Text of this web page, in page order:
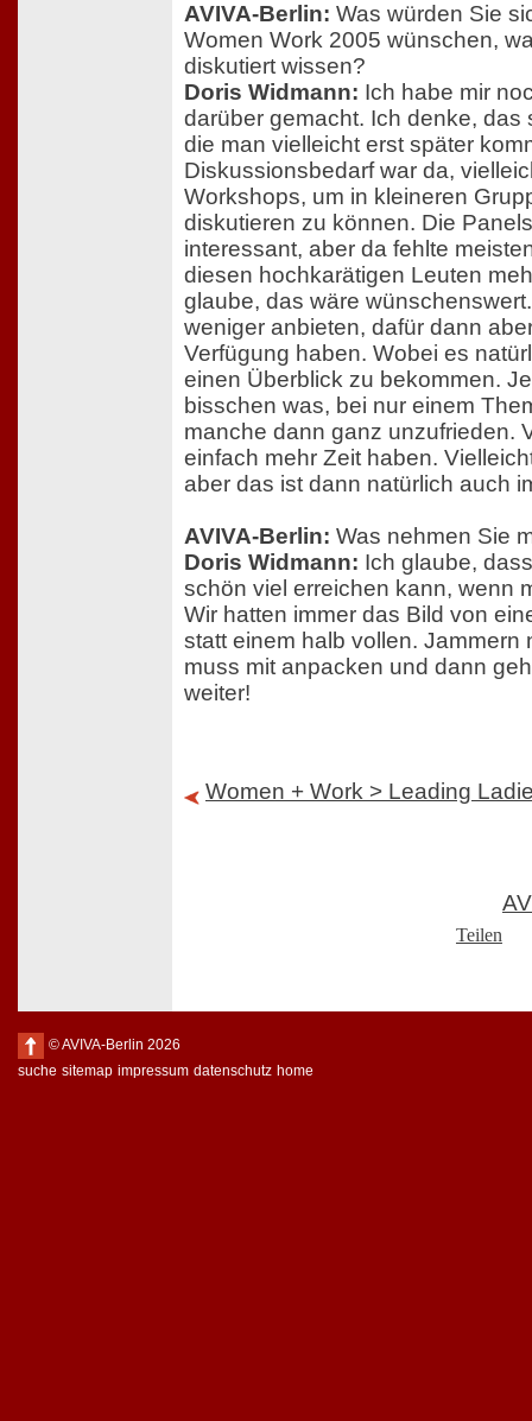
AVIVA-Berlin: Was würden Sie
Women Work 2005 wünschen,
diskutiert wissen?
Doris Widmann: Ich habe mir
darüber gemacht. Ich denke, das
die man vielleicht erst später
Diskussionsbedarf war da,
Workshops, um in kleineren
diskutieren zu können. Die
interessant, aber da fehlte
diesen hochkarätigen Leuten
glaube, das wäre
weniger anbieten, dafür dann
Verfügung haben. Wobei es
einen Überblick zu bekommen.
bisschen was, bei nur einem
manche dann ganz unzufrieden.
einfach mehr Zeit haben.
aber das ist dann natürlich auch
AVIVA-Berlin: Was nehmen Sie
Doris Widmann: Ich glaube,
schön viel erreichen kann, wenn
Wir hatten immer das Bild von
statt einem halb vollen. Jammern
muss mit anpacken und dann
weiter!
Women + Work > Leading
Teilen
© AVIVA-Berlin 2026
suche sitemap impressum datenschutz home